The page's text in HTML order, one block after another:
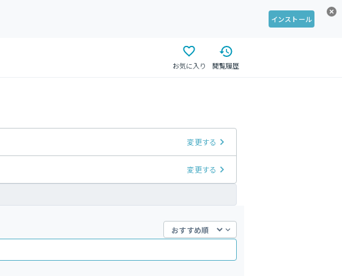
インストール
お気に入り 閲覧履歴
変更する
変更する